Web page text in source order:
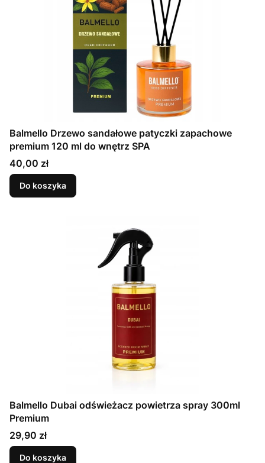
Balmello Drzewo sandałowe patyczki zapachowe
premium 120 ml do wnętrz SPA
Cena
40,00 zł
Do koszyka
Balmello Dubai odświeżacz powietrza spray 300ml
Premium
Cena
29,90 zł
Do koszyka